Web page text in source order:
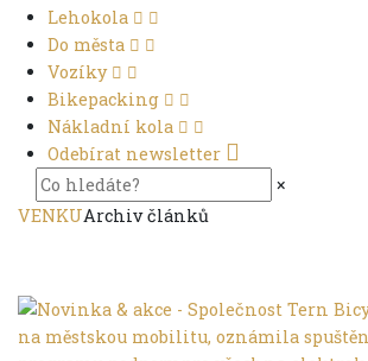
Lehokola
Do města
Vozíky
Bikepacking
Nákladní kola
Odebírat newsletter
×
VENKUArchiv článků